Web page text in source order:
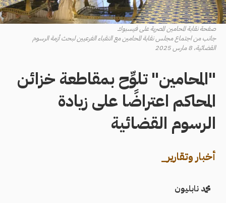
صفحة نقابة المحامين المصرية على فيسبوك
جانب من اجتماع مجلس نقابة المحامين مع النقباء الفرعيين لبحث أزمة الرسوم
القضائية، 8 مارس 2025
"المحامين" تلوِّح بمقاطعة خزائن
المحاكم اعتراضًا على زيادة
الرسوم القضائية
أخبار وتقارير_
محمد نابليون